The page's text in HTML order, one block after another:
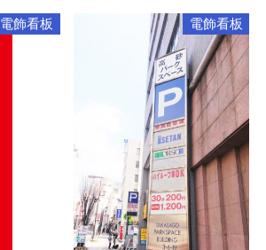
電飾看板 電飾看板